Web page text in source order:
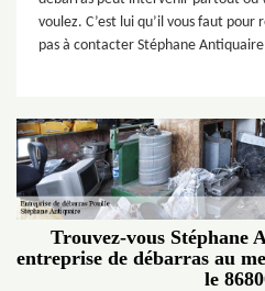
voulez. C’est lui qu’il vous faut pour
pas à contacter Stéphane
Trouvez-vous Stéphane
entreprise de débarras au
le